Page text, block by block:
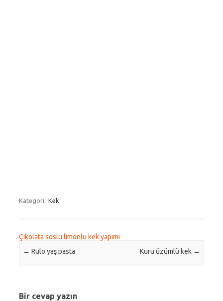
Kategori: Kek
Çikolata soslu limonlu kek yapımı
Post navigation
← Rulo yaş pasta Kuru üzümlü kek →
Bir cevap yazın